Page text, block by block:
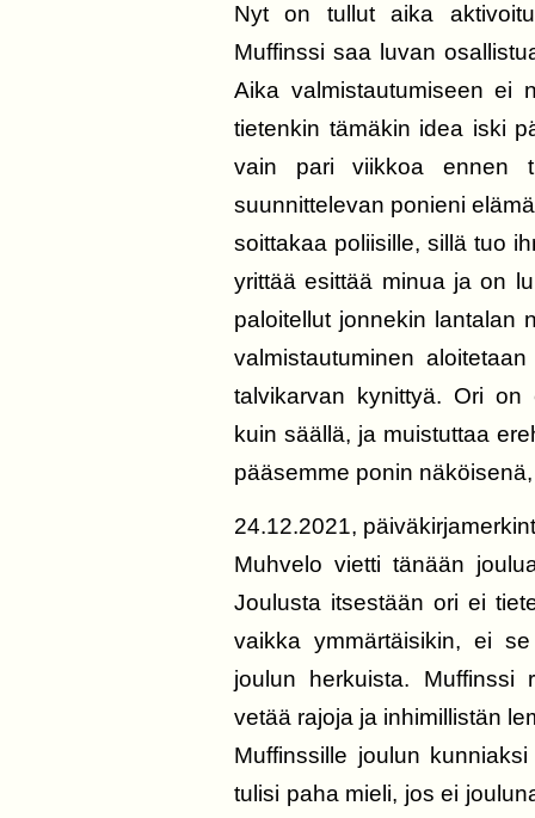
Nyt on tullut aika
Muffinssi saa luvan
Aika valmistautumiseen ei
tietenkin tämäkin idea iski
vain pari viikkoa ennen
suunnittelevan ponieni
soittakaa poliisille, sillä tuo
yrittää esittää minua ja on
paloitellut jonnekin lantalan
valmistautuminen
talvikarvan kynittyä. Ori
kuin säällä, ja muistuttaa
pääsemme ponin
24.12.2021,
Muhvelo vietti tänään
Joulusta itsestään ori ei
vaikka ymmärtäisikin, ei
joulun herkuista.
vetää rajoja ja inhimillistän
Muffinssille joulun
tulisi paha mieli, jos ei